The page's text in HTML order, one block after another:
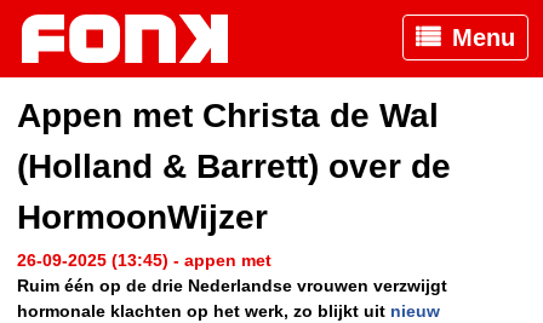
Menu
Appen met Christa de Wal
(Holland & Barrett) over de
HormoonWijzer
26-09-2025 (13:45) - appen met
Ruim één op de drie Nederlandse vrouwen verzwijgt
hormonale klachten op het werk, zo blijkt uit nieuw